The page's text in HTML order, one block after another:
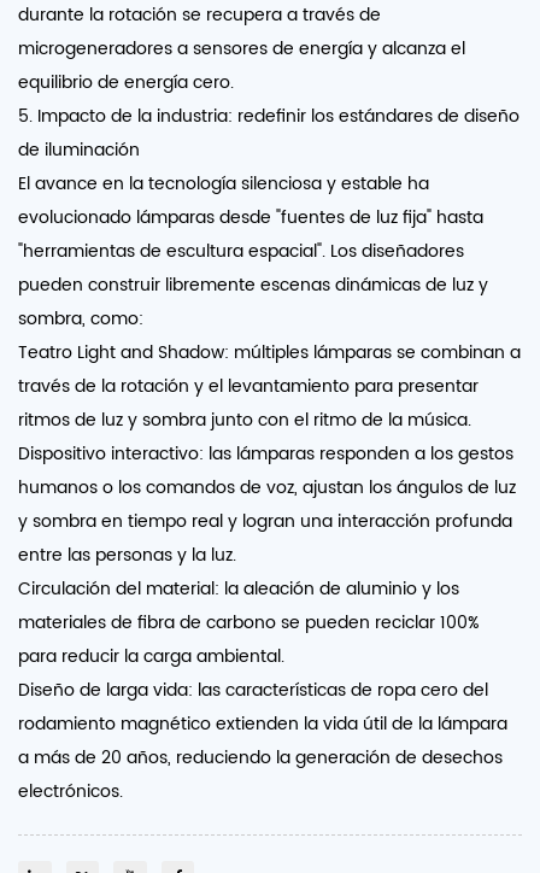
durante la rotación se recupera a través de
microgeneradores a sensores de energía y alcanza el
equilibrio de energía cero.
5. Impacto de la industria: redefinir los estándares de diseño
de iluminación
El avance en la tecnología silenciosa y estable ha
evolucionado lámparas desde "fuentes de luz fija" hasta
"herramientas de escultura espacial". Los diseñadores
pueden construir libremente escenas dinámicas de luz y
sombra, como:
Teatro Light and Shadow: múltiples lámparas se combinan a
través de la rotación y el levantamiento para presentar
ritmos de luz y sombra junto con el ritmo de la música.
Dispositivo interactivo: las lámparas responden a los gestos
humanos o los comandos de voz, ajustan los ángulos de luz
y sombra en tiempo real y logran una interacción profunda
entre las personas y la luz.
Circulación del material: la aleación de aluminio y los
materiales de fibra de carbono se pueden reciclar 100%
para reducir la carga ambiental.
Diseño de larga vida: las características de ropa cero del
rodamiento magnético extienden la vida útil de la lámpara
a más de 20 años, reduciendo la generación de desechos
electrónicos.